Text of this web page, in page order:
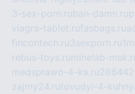
3-sex-porn.ruban-damn.ru
viagra-tablet.rufasbags.ru
fincontech.ru3sexporn.ru
rebus-toys.ru minelab-
medsprawo-4-ka.ru
zajmy24.rutovudyi-4-